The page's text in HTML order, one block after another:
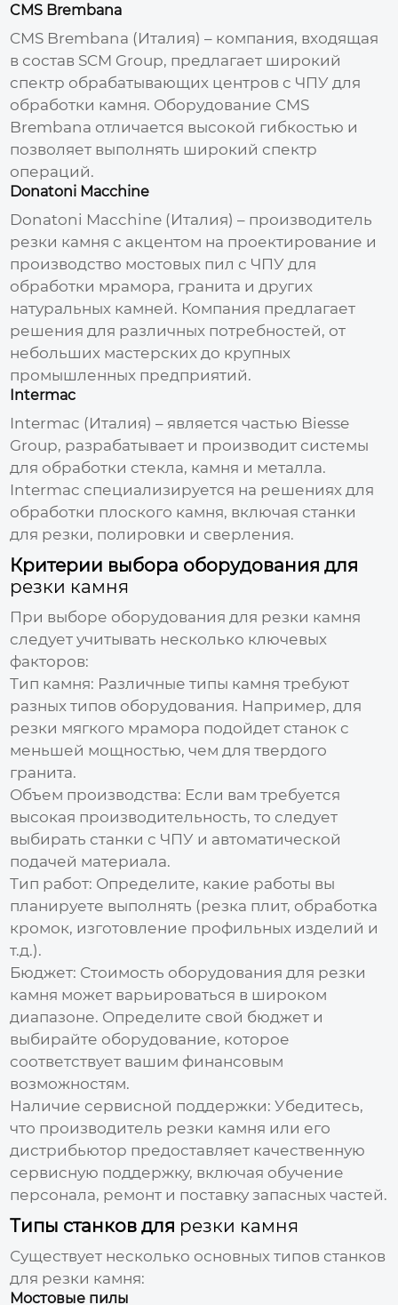
CMS Brembana
CMS Brembana (Италия) – компания, входящая
в состав SCM Group, предлагает широкий
спектр обрабатывающих центров с ЧПУ для
обработки камня. Оборудование CMS
Brembana отличается высокой гибкостью и
позволяет выполнять широкий спектр
операций.
Donatoni Macchine
Donatoni Macchine (Италия) – производитель
резки камня с акцентом на проектирование и
производство мостовых пил с ЧПУ для
обработки мрамора, гранита и других
натуральных камней. Компания предлагает
решения для различных потребностей, от
небольших мастерских до крупных
промышленных предприятий.
Intermac
Intermac (Италия) – является частью Biesse
Group, разрабатывает и производит системы
для обработки стекла, камня и металла.
Intermac специализируется на решениях для
обработки плоского камня, включая станки
для резки, полировки и сверления.
Критерии выбора оборудования для
резки камня
При выборе оборудования для резки камня
следует учитывать несколько ключевых
факторов:
Тип камня: Различные типы камня требуют
разных типов оборудования. Например, для
резки мягкого мрамора подойдет станок с
меньшей мощностью, чем для твердого
гранита.
Объем производства: Если вам требуется
высокая производительность, то следует
выбирать станки с ЧПУ и автоматической
подачей материала.
Тип работ: Определите, какие работы вы
планируете выполнять (резка плит, обработка
кромок, изготовление профильных изделий и
т.д.).
Бюджет: Стоимость оборудования для резки
камня может варьироваться в широком
диапазоне. Определите свой бюджет и
выбирайте оборудование, которое
соответствует вашим финансовым
возможностям.
Наличие сервисной поддержки: Убедитесь,
что производитель резки камня или его
дистрибьютор предоставляет качественную
сервисную поддержку, включая обучение
персонала, ремонт и поставку запасных частей.
Типы станков для резки камня
Существует несколько основных типов станков
для резки камня:
Мостовые пилы